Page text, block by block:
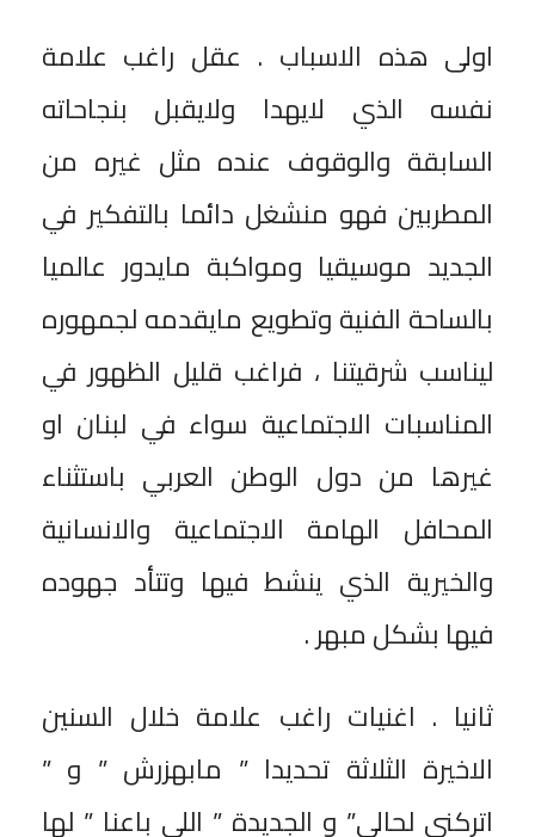
اولى هذه الاسباب . عقل راغب علامة
نفسه الذي لايهدا ولايقبل بنجاحاته
السابقة والوقوف عنده مثل غيره من
المطربين فهو منشغل دائما بالتفكير في
الجديد موسيقيا ومواكبة مايدور عالميا
بالساحة الفنية وتطويع مايقدمه لجمهوره
ليناسب شرقيتنا ، فراغب قليل الظهور في
المناسبات الاجتماعية سواء في لبنان او
غيرها من دول الوطن العربي باستثناء
المحافل الهامة الاجتماعية والانسانية
والخيرية الذي ينشط فيها وتتأد جهوده
فيها بشكل مبهر .
ثانيا . اغنيات راغب علامة خلال السنين
الاخيرة الثلاثة تحديدا ” مابهزرش ” و ”
اتركني لحالي” و الجديدة ” اللي باعنا ” لها